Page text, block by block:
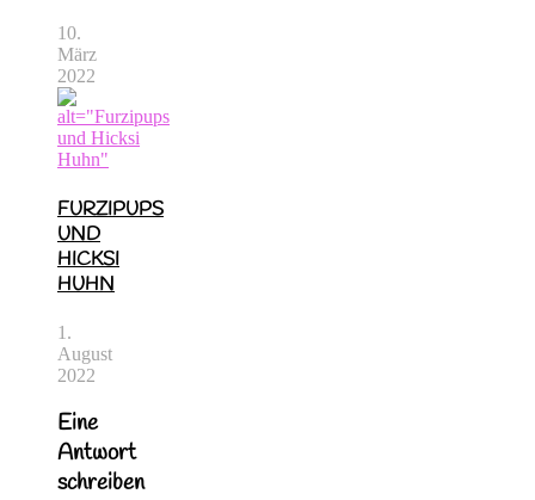
10.
März
2022
FURZIPUPS
UND
HICKSI
HUHN
1.
August
2022
Eine
Antwort
schreiben